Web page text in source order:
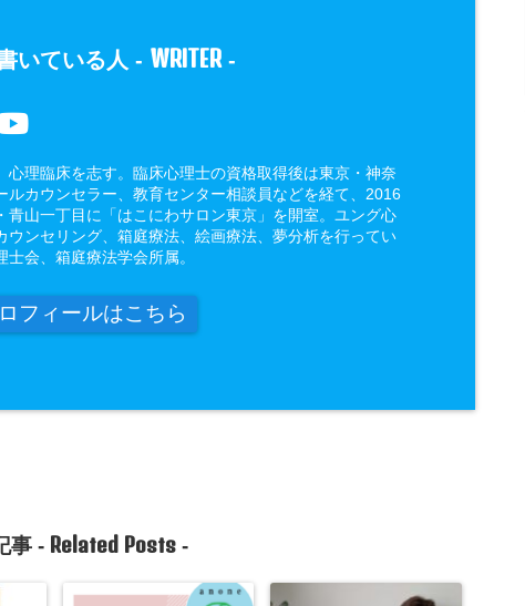
いている人 - WRITER-
心理臨床を志す。臨床心理士の資格取得後は東京・神奈
ルカウンセラー、教育センター相談員などを経て、2016
青山一丁目に「はこにわサロン東京」を開室。ユング心
ウンセリング、箱庭療法、絵画療法、夢分析を行ってい
士会、箱庭療法学会所属。
フィールはこちら
事 - Related Posts-